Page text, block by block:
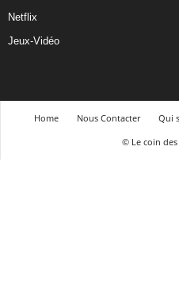
Netflix
Jeux-Vidéo
Home Nous Contacter Qui
© Le coin